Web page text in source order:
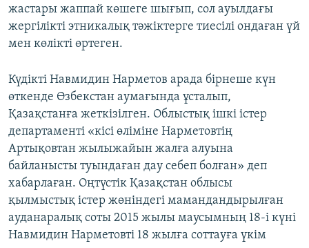
жастары жаппай көшеге шығып, сол ауылдағы
жергілікті этникалық тәжіктерге тиесілі ондаған үй
мен көлікті өртеген.
Күдікті Навмидин Нарметов арада бірнеше күн
өткенде Өзбекстан аумағында ұсталып,
Қазақстанға жеткізілген. Облыстық ішкі істер
департаменті «кісі өліміне Нарметовтің
Артықовтан жылыжайын жалға алуына
байланысты туындаған дау себеп болған» деп
хабарлаған. Оңтүстік Қазақстан облысы
қылмыстық істер жөніндегі мамандандырылған
ауданаралық соты 2015 жылы маусымның 18-і күні
Навмидин Нарметовті 18 жылға соттауға үкім